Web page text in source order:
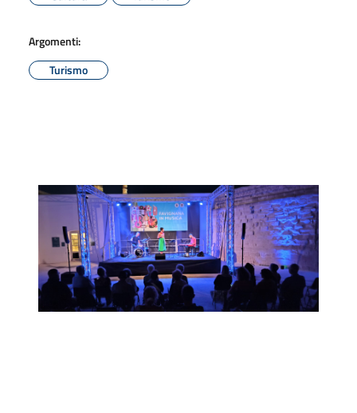
Argomenti:
Turismo